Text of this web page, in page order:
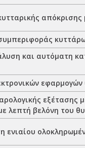
και αυτόματη
εξέτασης
λεπτή βελόνη του
ενιαίου